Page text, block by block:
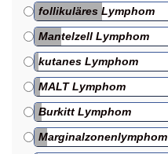
follikuläres Lymphom
Mantelzell Lymphom
kutanes Lymphom
MALT Lymphom
Burkitt Lymphom
Marginalzonenlymphom